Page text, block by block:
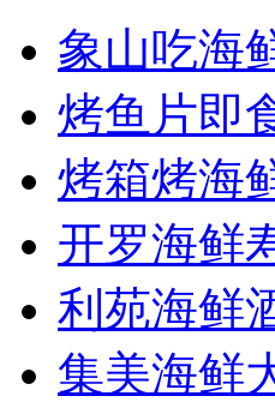
象山吃海
烤鱼片即
烤箱烤海
开罗海鲜
利苑海鲜
集美海鲜